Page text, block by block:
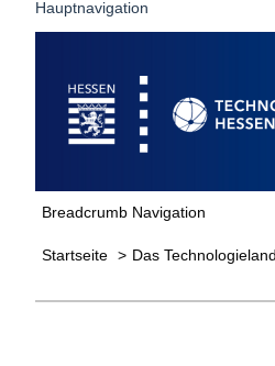
Hauptnavigation
Startseite
Breadcrumb Navigation
Startseite Das Technologieland